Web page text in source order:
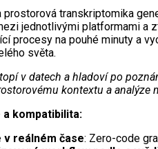
prostorová transkriptomika
jednotlivými platformami a
procesy na pouhé minuty a
světa.
v datech a hladoví po
kontextu a analýze
kompatibilita:
v reálném čase: Zero-code